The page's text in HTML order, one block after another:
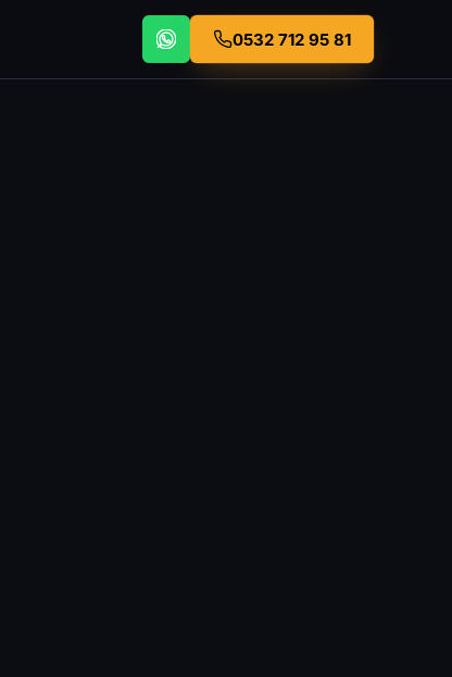
0532 712 95 81